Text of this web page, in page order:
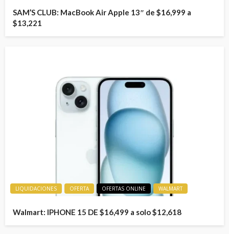
SAM’S CLUB: MacBook Air Apple 13″ de $16,999 a
$13,221
LIQUIDACIONES OFERTA OFERTAS ONLINE WALMART
Walmart: IPHONE 15 DE $16,499 a solo $12,618